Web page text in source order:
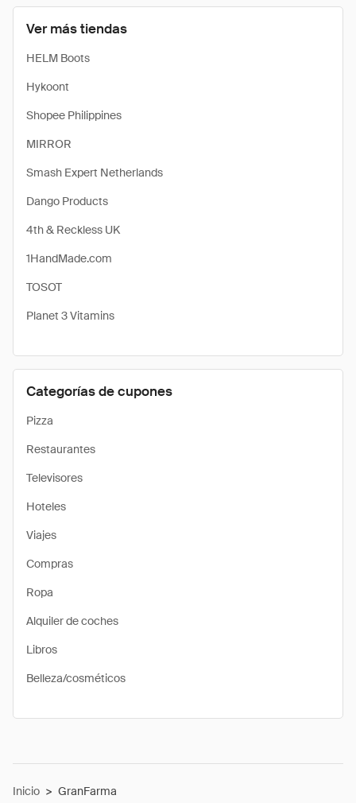
Ver más tiendas
HELM Boots
Hykoont
Shopee Philippines
MIRROR
Smash Expert Netherlands
Dango Products
4th & Reckless UK
1HandMade.com
TOSOT
Planet 3 Vitamins
Categorías de cupones
Pizza
Restaurantes
Televisores
Hoteles
Viajes
Compras
Ropa
Alquiler de coches
Libros
Belleza/cosméticos
Inicio > GranFarma